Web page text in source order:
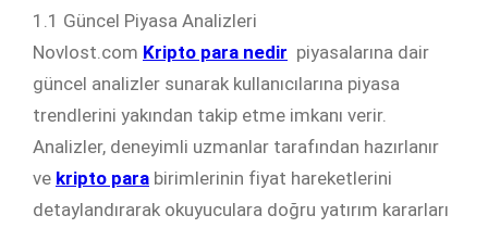
1.1 Güncel Piyasa Analizleri
Novlost.com Kripto para nedir piyasalarına dair
güncel analizler sunarak kullanıcılarına piyasa
trendlerini yakından takip etme imkanı verir.
Analizler, deneyimli uzmanlar tarafından hazırlanır
ve kripto para birimlerinin fiyat hareketlerini
detaylandırarak okuyuculara doğru yatırım kararları